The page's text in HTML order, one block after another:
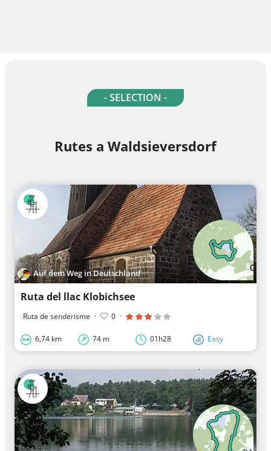
- SELECTION -
Rutes a Waldsieversdorf
Auf dem Weg in Deutschland
Ruta del llac Klobichsee
Ruta de senderisme · 0 ·
6,74 km 74 m 01h28 Easy